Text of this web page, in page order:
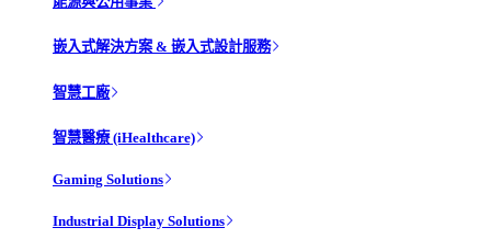
嵌入式解決方案 & 嵌入式設計服務
智慧工廠
智慧醫療 (iHealthcare)
Gaming Solutions
Industrial Display Solutions